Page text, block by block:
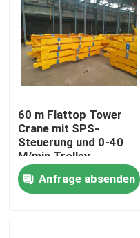
Produkte
Videos
Fabrik Tour
Qualitätskontrolle
60 m Flattop Tower
Crane mit SPS-
Steuerung und 0-40
M/min Trolley
Geschwindigkeit
Anfrage absenden